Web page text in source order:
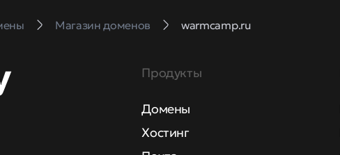
Магазин доменов warmcamp.ru
Продукты
Домены
Хостинг